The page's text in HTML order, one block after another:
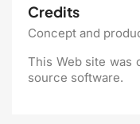
Credits
Concept and
This Web site was
source software.